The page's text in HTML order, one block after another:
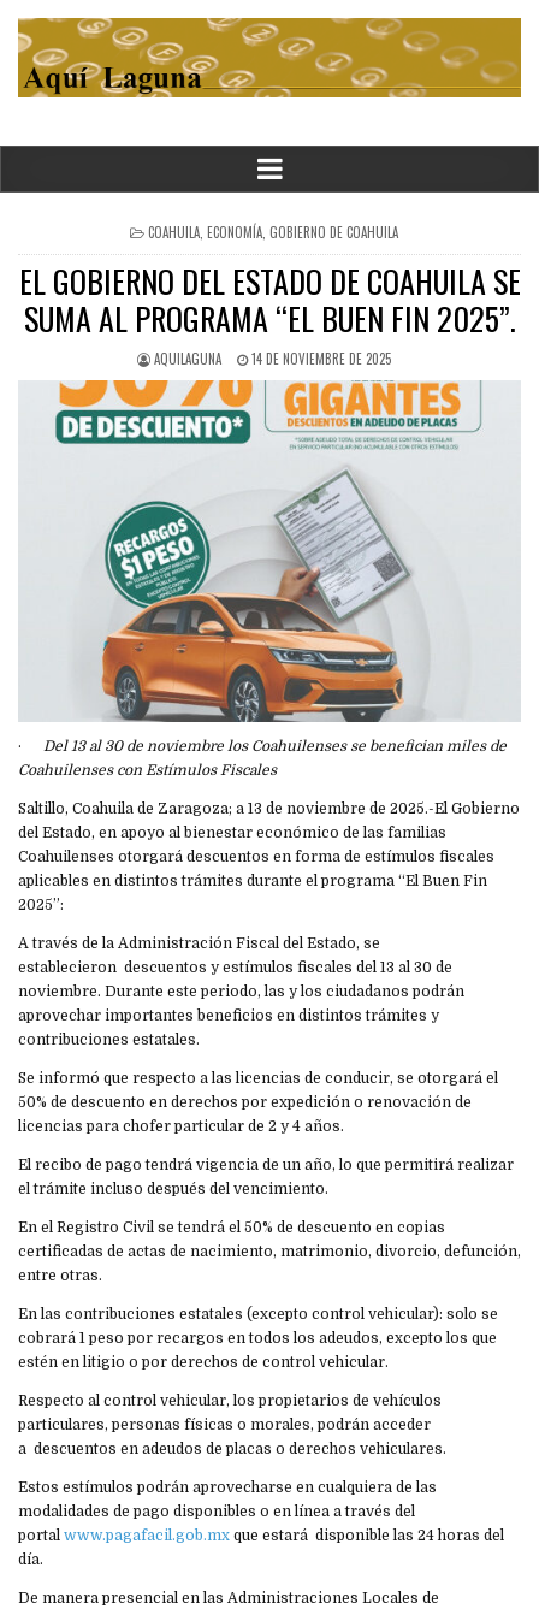
POSTED
IN
COAHUILA, ECONOMÍA, GOBIERNO DE COAHUILA
EL GOBIERNO DEL ESTADO DE COAHUILA SE
SUMA AL PROGRAMA “EL BUEN FIN 2025”.
AQUILAGUNA 14 DE NOVIEMBRE DE 2025
· Del 13 al 30 de noviembre los Coahuilenses se benefician miles de
Coahuilenses con Estímulos Fiscales
Saltillo, Coahuila de Zaragoza; a 13 de noviembre de 2025.-El Gobierno
del Estado, en apoyo al bienestar económico de las familias
Coahuilenses otorgará descuentos en forma de estímulos fiscales
aplicables en distintos trámites durante el programa “El Buen Fin
2025”:
A través de la Administración Fiscal del Estado, se
establecieron descuentos y estímulos fiscales del 13 al 30 de
noviembre. Durante este periodo, las y los ciudadanos podrán
aprovechar importantes beneficios en distintos trámites y
contribuciones estatales.
Se informó que respecto a las licencias de conducir, se otorgará el
50% de descuento en derechos por expedición o renovación de
licencias para chofer particular de 2 y 4 años.
El recibo de pago tendrá vigencia de un año, lo que permitirá realizar
el trámite incluso después del vencimiento.
En el Registro Civil se tendrá el 50% de descuento en copias
certificadas de actas de nacimiento, matrimonio, divorcio, defunción,
entre otras.
En las contribuciones estatales (excepto control vehicular): solo se
cobrará 1 peso por recargos en todos los adeudos, excepto los que
estén en litigio o por derechos de control vehicular.
Respecto al control vehicular, los propietarios de vehículos
particulares, personas físicas o morales, podrán acceder
a descuentos en adeudos de placas o derechos vehiculares.
Estos estímulos podrán aprovecharse en cualquiera de las
modalidades de pago disponibles o en línea a través del
portal www.pagafacil.gob.mx que estará disponible las 24 horas del
día.
De manera presencial en las Administraciones Locales de